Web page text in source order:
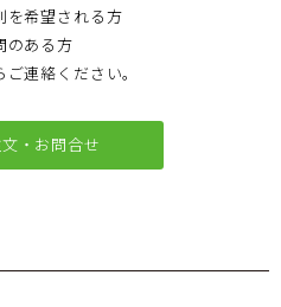
を希望される方
のある方
連絡ください。
・お問合せ